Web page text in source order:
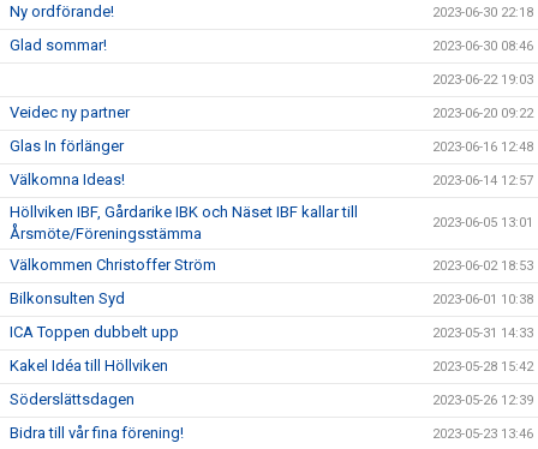
Ny ordförande! 2023-06-30 22:18
Glad sommar! 2023-06-30 08:46
2023-06-22 19:03
Veidec ny partner 2023-06-20 09:22
Glas In förlänger 2023-06-16 12:48
Välkomna Ideas! 2023-06-14 12:57
Höllviken IBF, Gårdarike IBK och Näset IBF kallar till
Årsmöte/Föreningsstämma
2023-06-05 13:01
Välkommen Christoffer Ström 2023-06-02 18:53
Bilkonsulten Syd 2023-06-01 10:38
ICA Toppen dubbelt upp 2023-05-31 14:33
Kakel Idéa till Höllviken 2023-05-28 15:42
Söderslättsdagen 2023-05-26 12:39
Bidra till vår fina förening! 2023-05-23 13:46